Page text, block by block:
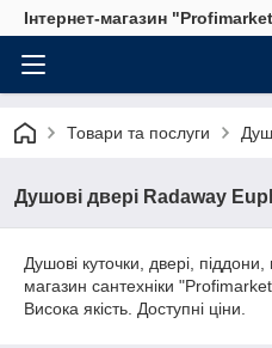
Інтернет-магазин
Товари та послуги
Душові двері Radaway
Душові куточки, двері,
магазин сантехніки
Висока якість. Доступні ціни.